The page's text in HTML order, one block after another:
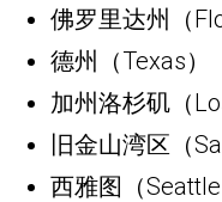
佛罗里达州（
德州（Texas）
加州洛杉矶（
旧金山湾区（
西雅图（Seattle